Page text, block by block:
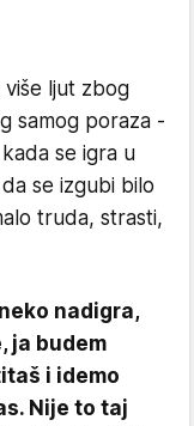
više ljut zbog
samog poraza -
se igra u
se izgubi bilo
truda, strasti,
nadigra,
ja budem
i idemo
Nije to taj